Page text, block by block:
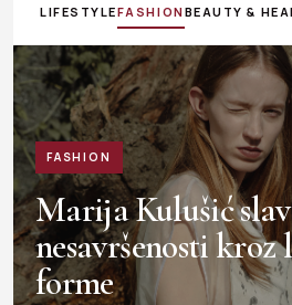
LIFESTYLEFASHIONBEAUTY &
FASHION
Marija Kulušić
nesavršenosti kroz
forme